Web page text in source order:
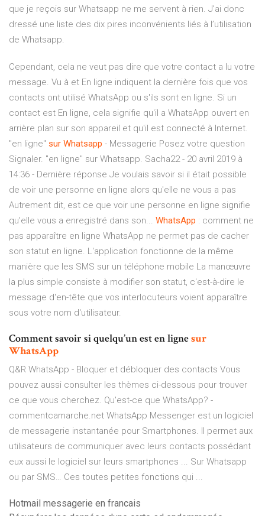
que je reçois sur Whatsapp ne me servent à rien. J’ai donc
dressé une liste des dix pires inconvénients liés à l’utilisation
de Whatsapp.
Cependant, cela ne veut pas dire que votre contact a lu votre
message. Vu à et En ligne indiquent la dernière fois que vos
contacts ont utilisé WhatsApp ou s'ils sont en ligne. Si un
contact est En ligne, cela signifie qu'il a WhatsApp ouvert en
arrière plan sur son appareil et qu'il est connecté à Internet.
"en ligne" sur Whatsapp - Messagerie Posez votre question
Signaler. "en ligne" sur Whatsapp. Sacha22 - 20 avril 2019 à
14:36 - Dernière réponse Je voulais savoir si il était possible
de voir une personne en ligne alors qu'elle ne vous a pas
Autrement dit, est ce que voir une personne en ligne signifie
qu'elle vous a enregistré dans son... WhatsApp : comment ne
pas apparaître en ligne WhatsApp ne permet pas de cacher
son statut en ligne. L'application fonctionne de la même
manière que les SMS sur un téléphone mobile La manœuvre
la plus simple consiste à modifier son statut, c'est-à-dire le
message d'en-tête que vos interlocuteurs voient apparaître
sous votre nom d'utilisateur.
Comment savoir si quelqu’un est en lignesur
WhatsApp
Q&R WhatsApp - Bloquer et débloquer des contacts Vous
pouvez aussi consulter les thèmes ci-dessous pour trouver
ce que vous cherchez. Qu'est-ce que WhatsApp? -
commentcamarche.net WhatsApp Messenger est un logiciel
de messagerie instantanée pour Smartphones. Il permet aux
utilisateurs de communiquer avec leurs contacts possédant
eux aussi le logiciel sur leurs smartphones ... Sur Whatsapp
ou par SMS… Ces toutes petites fonctions qui ...
Hotmail messagerie en francais